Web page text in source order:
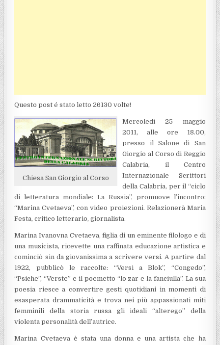
Questo post é stato letto 26130 volte!
Chiesa San Giorgio al Corso
Mercoledì 25 maggio
2011, alle ore 18.00,
presso il Salone di San
Giorgio al Corso di Reggio
Calabria, il Centro
Internazionale Scrittori
della Calabria, per il “ciclo
di letteratura mondiale: La Russia”, promuove l’incontro:
“Marina Cvetaeva”, con video proiezioni. Relazionerà Maria
Festa, critico letterario, giornalista.
Marina Ivanovna Cvetaeva, figlia di un eminente filologo e di
una musicista, ricevette una raffinata educazione artistica e
cominciò sin da giovanissima a scrivere versi. A partire dal
1922, pubblicò le raccolte: “Versi a Blok”, “Congedo”,
“Psiche”, “Verste” e il poemetto “lo zar e la fanciulla”. La sua
poesia riesce a convertire gesti quotidiani in momenti di
esasperata drammaticità e trova nei più appassionati miti
femminili della storia russa gli ideali “alterego” della
violenta personalità dell’autrice.
Marina Cvetaeva è stata una donna e una artista che ha